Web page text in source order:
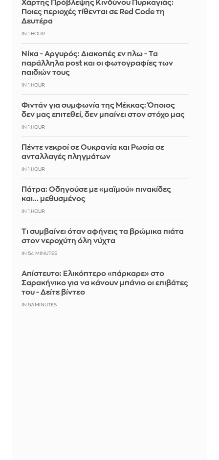
Χάρτης Πρόβλεψης Κινδύνου Πυρκαγιάς:
Ποιες περιοχές τίθενται σε Red Code τη
Δευτέρα
IN 1 HOUR
Νίκα - Αργυρός: Διακοπές εν πλω - Τα
παράλληλα post και οι φωτογραφίες των
παιδιών τους
IN 1 HOUR
Φιντάν για συμφωνία της Μέκκας: Όποιος
δεν μας επιτεθεί, δεν μπαίνει στον στόχο μας
IN 1 HOUR
Πέντε νεκροί σε Ουκρανία και Ρωσία σε
ανταλλαγές πληγμάτων
IN 1 HOUR
Πάτρα: Οδηγούσε με «μαϊμού» πινακίδες
και... μεθυσμένος
IN 1 HOUR
Τι συμβαίνει όταν αφήνεις τα βρώμικα πιάτα
στον νεροχύτη όλη νύχτα
IN 54 MINUTES
Απίστευτο: Ελικόπτερο «πάρκαρε» στο
Σαρακήνικο για να κάνουν μπάνιο οι επιβάτες
του - Δείτε βίντεο
IN 53 MINUTES